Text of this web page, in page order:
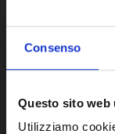
Consenso
Questo sito web
Utilizziamo